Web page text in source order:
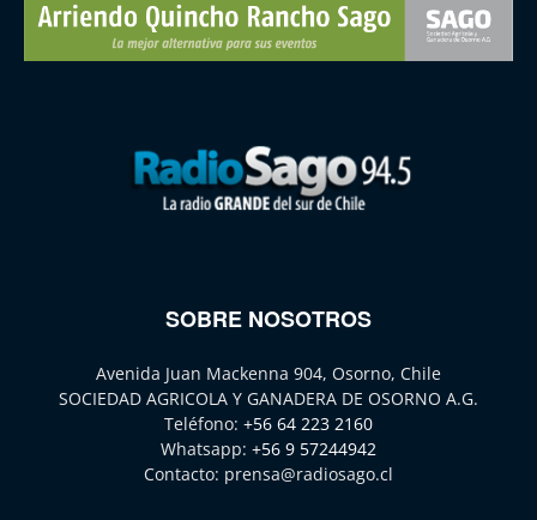
SOBRE NOSOTROS
Avenida Juan Mackenna 904, Osorno, Chile
SOCIEDAD AGRICOLA Y GANADERA DE OSORNO A.G.
Teléfono: +56 64 223 2160
Whatsapp: +56 9 57244942
Contacto: prensa@radiosago.cl